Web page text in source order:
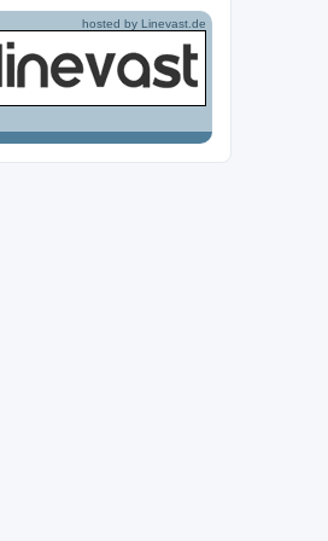
hosted by Linevast.de